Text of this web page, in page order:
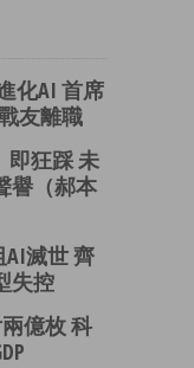
化AI 首席
友離職
即狂踩 未
譽（郝本
AI滅世 齊
失控
億枚 科